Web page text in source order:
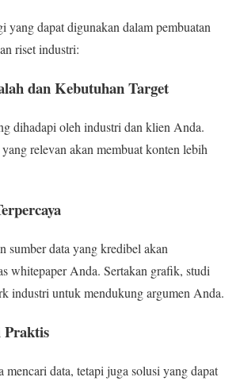
yang dapat digunakan dalam pembuatan
riset industri:
dan Kebutuhan Target
dihadapi oleh industri dan klien Anda.
relevan akan membuat konten lebih
sumber data yang kredibel akan
whitepaper Anda. Sertakan grafik, studi
industri untuk mendukung argumen Anda.
Praktis
mencari data, tetapi juga solusi yang dapat